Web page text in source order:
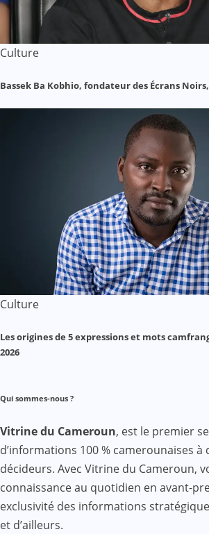
Culture
Bassek Ba Kobhio, fondateur des Écrans
Culture
Les origines de 5 expressions et mots
2026
Qui sommes-nous ?
Vitrine du Cameroun, est le premier
d’informations 100 % camerounaises
décideurs. Avec Vitrine du Cameroun,
connaissance au quotidien en avant-
exclusivité des informations
et d’ailleurs.